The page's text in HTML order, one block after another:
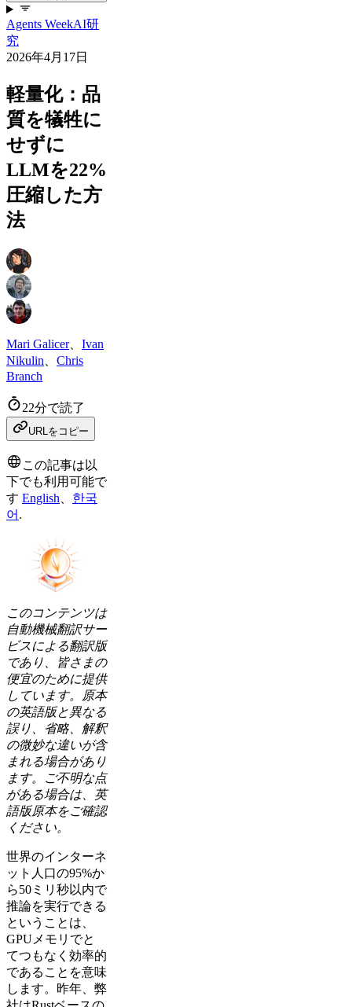
Agents WeekAI研
究
2026年4月17日
軽量化：品
質を犠牲に
せずに
LLMを22%
圧縮した方
法
Mari Galicer、 Ivan
Nikulin
Chris
Branch
22分で読了
URLをコピー
この記事は以
下でも利用可能で
す English
한국
어 .
このコンテンツは
自動機械翻訳サー
ビスによる翻訳版
であり、皆さまの
便宜のために提供
しています。原本
の英語版と異なる
誤り、省略、解釈
の微妙な違いが含
まれる場合があり
ます。ご不明な点
がある場合は、英
語版原本をご確認
ください。
世界のインターネ
ット人口の95%か
ら50ミリ秒以内で
推論を実行できる
ということは、
GPUメモリでと
てつもなく効率的
であることを意味
します。昨年、弊